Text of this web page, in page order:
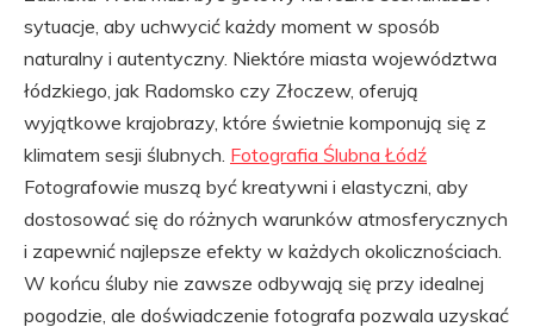
sytuacje, aby uchwycić każdy moment w sposób
naturalny i autentyczny. Niektóre miasta województwa
łódzkiego, jak Radomsko czy Złoczew, oferują
wyjątkowe krajobrazy, które świetnie komponują się z
klimatem sesji ślubnych. Fotografia Ślubna Łódź
Fotografowie muszą być kreatywni i elastyczni, aby
dostosować się do różnych warunków atmosferycznych
i zapewnić najlepsze efekty w każdych okolicznościach.
W końcu śluby nie zawsze odbywają się przy idealnej
pogodzie, ale doświadczenie fotografa pozwala uzyskać